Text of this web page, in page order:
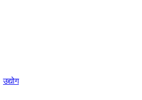
उद्योग